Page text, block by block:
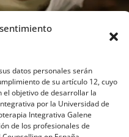
datos personales serán
de su artículo 12, cuyo
el objetivo de desarrollar la
por la Universidad de
Integrativa Galene
de los profesionales de